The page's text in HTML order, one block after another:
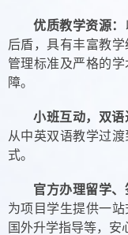
优质教学资源：
后盾，具有丰富教
管理标准及严格的
障。
小班互动，双语
从中英双语教学过
式。
官方办理留学、
为项目学生提供一
国外升学指导等，安